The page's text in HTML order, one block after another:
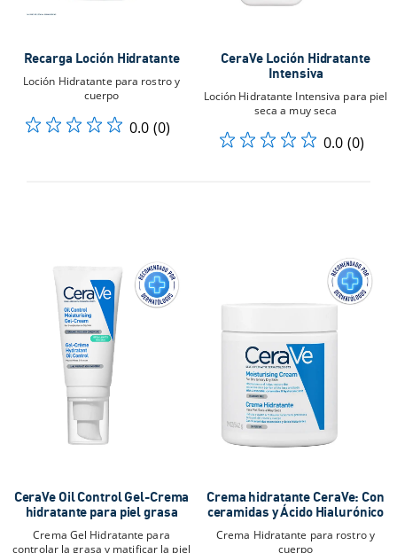
Recarga Loción Hidratante
Loción Hidratante para rostro y
cuerpo
0.0 (0)
CeraVe Loción Hidratante
Intensiva
Loción Hidratante Intensiva para piel
seca a muy seca
0.0 (0)
CeraVe Oil Control Gel-Crema
hidratante para piel grasa
Crema Gel Hidratante para
controlar la grasa y matificar la piel
Crema hidratante CeraVe: Con
ceramidas y Ácido Hialurónico
Crema Hidratante para rostro y
cuerpo